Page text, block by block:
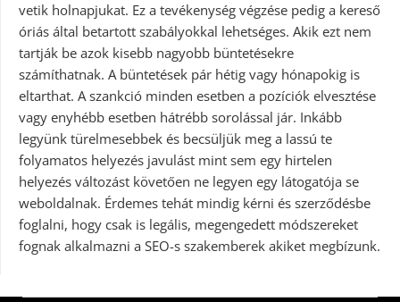
vetik holnapjukat. Ez a tevékenység végzése pedig a kereső
óriás által betartott szabályokkal lehetséges. Akik ezt nem
tartják be azok kisebb nagyobb büntetésekre
számíthatnak. A büntetések pár hétig vagy hónapokig is
eltarthat. A szankció minden esetben a pozíciók elvesztése
vagy enyhébb esetben hátrébb sorolással jár. Inkább
legyünk türelmesebbek és becsüljük meg a lassú te
folyamatos helyezés javulást mint sem egy hirtelen
helyezés változást követően ne legyen egy látogatója se
weboldalnak. Érdemes tehát mindig kérni és szerződésbe
foglalni, hogy csak is legális, megengedett módszereket
fognak alkalmazni a SEO-s szakemberek akiket megbízunk.